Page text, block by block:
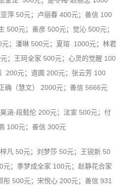
萍 50元；卢丽春 400元；善信 100
500元；善彦 500元；觉沁 500元；
；潘琳 500元；夏瑢 1000元；林君
；王珂全家 500元；心灵的觉醒 100
200元；道圃 200元；张云芳 100
确（慧文） 2000元；善信 5666元
涵·段懿伦 200元；法宣 500元；付
100元；善信 300元
凡 50元；刘梦莎 50元；王锐新 50
元；季梦成全家 100元；赵静花合家
500元；宋悦心 200元；善信 931